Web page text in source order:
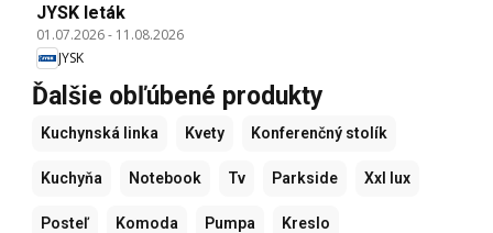
JYSK leták
01.07.2026- 11.08.2026
JYSK
Ďalšie obľúbené produkty
Kuchynská linka Kvety Konferenčný stolík
Kuchyňa Notebook Tv Parkside Xxl lux
Posteľ Komoda Pumpa Kreslo